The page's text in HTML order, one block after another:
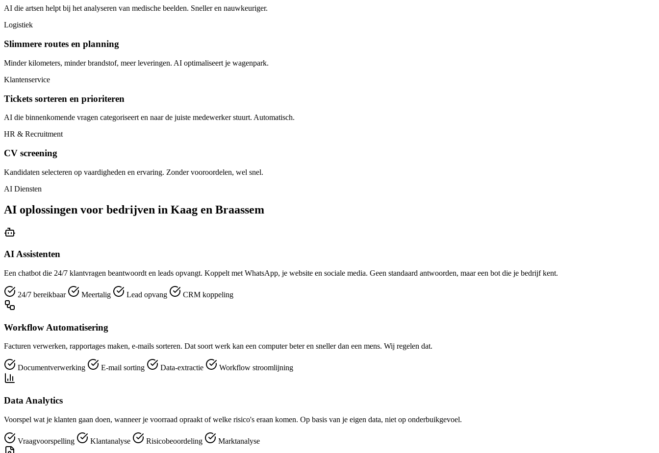
AI die artsen helpt bij het analyseren van medische beelden. Sneller en nauwkeuriger.
Logistiek
Slimmere routes en planning
Minder kilometers, minder brandstof, meer leveringen. AI optimaliseert je wagenpark.
Klantenservice
Tickets sorteren en prioriteren
AI die binnenkomende vragen categoriseert en naar de juiste medewerker stuurt. Automatisch.
HR & Recruitment
CV screening
Kandidaten selecteren op vaardigheden en ervaring. Zonder vooroordelen, wel snel.
AI Diensten
AI oplossingen voor bedrijven in Kaag en Braassem
AI Assistenten
Een chatbot die 24/7 klantvragen beantwoordt en leads opvangt. Koppelt met WhatsApp, je website en sociale media. Geen standaard antwoorden, maar een bot die je bedrijf kent.
24/7 bereikbaar Meertalig Lead opvang CRM koppeling
Workflow Automatisering
Facturen verwerken, rapportages maken, e-mails sorteren. Dat soort werk kan een computer beter en sneller dan een mens. Wij regelen dat.
Documentverwerking E-mail sorting Data-extractie Workflow stroomlijning
Data Analytics
Voorspel wat je klanten gaan doen, wanneer je voorraad opraakt of welke risico's eraan komen. Op basis van je eigen data, niet op onderbuikgevoel.
Vraagvoorspelling Klantanalyse Risicobeoordeling Marktanalyse